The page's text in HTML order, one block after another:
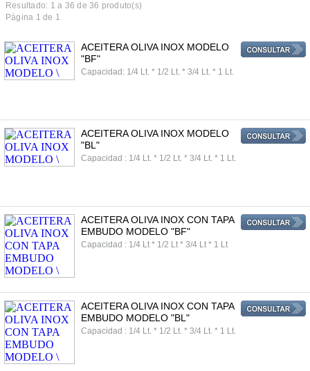
Resultado: 1 a 36 de 36 produto(s)
Página 1 de 1
ACEITERA OLIVA INOX MODELO
"BF"
Capacidad: 1/4 Lt. * 1/2 Lt. * 3/4 Lt. * 1 Lt.
ACEITERA OLIVA INOX MODELO
"BL"
Capacidad : 1/4 Lt. * 1/2 Lt. * 3/4 Lt. * 1 Lt.
ACEITERA OLIVA INOX CON TAPA
EMBUDO MODELO "BF"
Capacidad : 1/4 Lt * 1/2 Lt * 3/4 Lt * 1 Lt
ACEITERA OLIVA INOX CON TAPA
EMBUDO MODELO "BL"
Capacidad : 1/4 Lt. * 1/2 Lt. * 3/4 Lt. * 1 Lt.